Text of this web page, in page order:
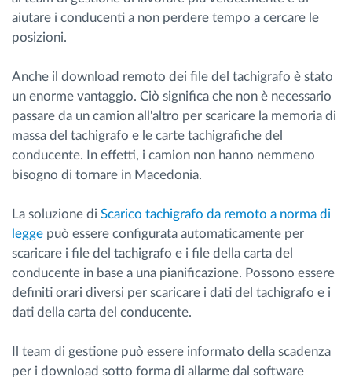
aiutare i conducenti a non perdere tempo a cercare le
posizioni.
Anche il download remoto dei file del tachigrafo è stato
un enorme vantaggio. Ciò significa che non è necessario
passare da un camion all'altro per scaricare la memoria di
massa del tachigrafo e le carte tachigrafiche del
conducente. In effetti, i camion non hanno nemmeno
bisogno di tornare in Macedonia.
La soluzione di Scarico tachigrafo da remoto a norma di
legge può essere configurata automaticamente per
scaricare i file del tachigrafo e i file della carta del
conducente in base a una pianificazione. Possono essere
definiti orari diversi per scaricare i dati del tachigrafo e i
dati della carta del conducente.
Il team di gestione può essere informato della scadenza
per i download sotto forma di allarme dal software